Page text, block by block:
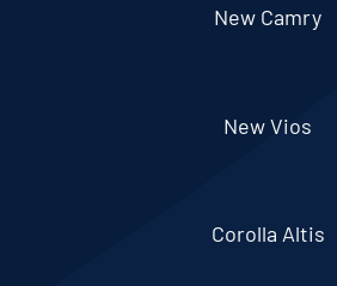
New Camry
New Vios
Corolla Altis